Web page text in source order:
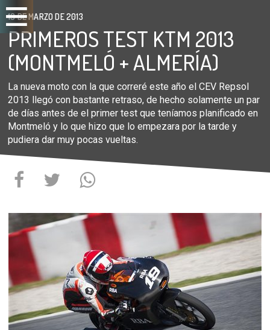
19 DE MARZO DE 2013
PRIMEROS TEST KTM 2013
(MONTMELÓ + ALMERÍA)
La nueva moto con la que correré este año el CEV Repsol
2013 llegó con bastante retraso, de hecho solamente un par
de días antes de el primer test que teníamos planificado en
Montmeló y lo que hizo que lo empezara por la tarde y
pudiera dar muy pocas vueltas.